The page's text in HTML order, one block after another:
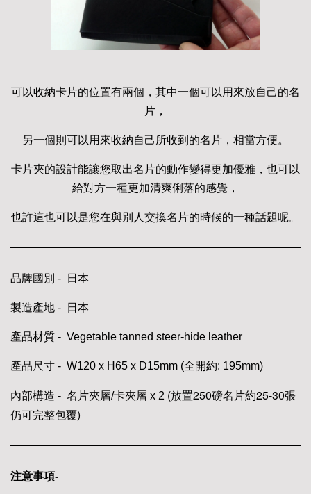
可以收納卡片的位置有兩個，其中一個可以用來放自己的名
片，
另一個則可以用來收納自己所收到的名片，相當方便。
卡片夾的設計能讓您取出名片的動作變得更加優雅，也可以
給對方一種更加清爽俐落的感覺，
也許這也可以是您在與別人交換名片的時候的一種話題呢。
品牌國別 - 日本
製造產地 - 日本
產品材質 - Vegetable tanned steer-hide leather
產品尺寸 - W120 x H65 x D15mm (全開約: 195mm)
內部構造 - 名片夾層/卡夾層 x 2 (放置250磅名片約25-30張
仍可完整包覆)
注意事項-